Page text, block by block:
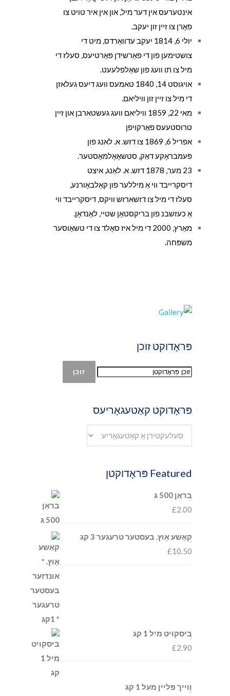
אינטערעס אין דער מיל, און אין איר טויט צו
פאָרן צו זיין זון יעקב.
יולי 6, 1814 יעקב עדוואַרדס, מיט די
צושטימען פון די פאַרשידן פּאַרטיעס, סעלז די
מיל צו תו וועג פון שאַלפלעעט.
אויגוסט 14, 1840 טאמעס וועג דיעס געלאזן
די מיל צו זיין זון וויליאם.
מאי 22, 1859 וויליאם וועג געשטארבן און זיין
טרוסטעעס פאַרקויפן
אפריל 6, 1869 צו דזש. א. לאנג פון
פּעמבראָקע דאַק, סטשאָאָלמאַסטער.
23 מער, 1878 דזש. א. לאַנג, איצט
דיסקרייבד ווי אַ מיללער פון קאַלבאָורנע,
סעלז די מיל צו דזשארזש וויקס, דיסקרייבד ווי
אַ כעזשבנ פון בריקסטאָן שטיי, לאָנדאָן.
מאַרץ, 2000 די מיל איז סאָלד צו די טשאַוסער
משפּחה.
פּראָדוקט זוכן
זוכן
פּראָדוקט קאַטעגאָריעס
Featured פּראָדוקטן
בראַן 500 ג
£2.00
קאַשע אָוץ. בעסטער טרעגער 3 קג
£10.50
ביסקויט מיל 1 קג
£2.90
ווייך פּליין מעל 1 קג